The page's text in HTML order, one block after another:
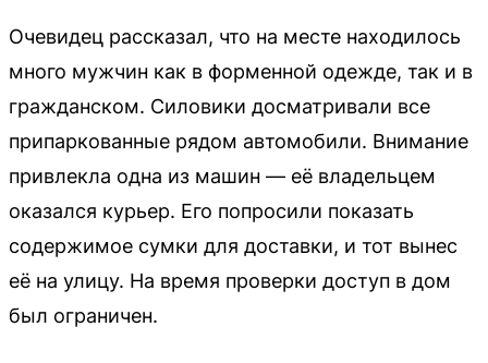
Очевидец рассказал, что на месте находилось
много мужчин как в форменной одежде, так и в
гражданском. Силовики досматривали все
припаркованные рядом автомобили. Внимание
привлекла одна из машин — её владельцем
оказался курьер. Его попросили показать
содержимое сумки для доставки, и тот вынес
её на улицу. На время проверки доступ в дом
был ограничен.